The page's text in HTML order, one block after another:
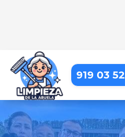
919 03
LIMPIEZA DE
Limpieza